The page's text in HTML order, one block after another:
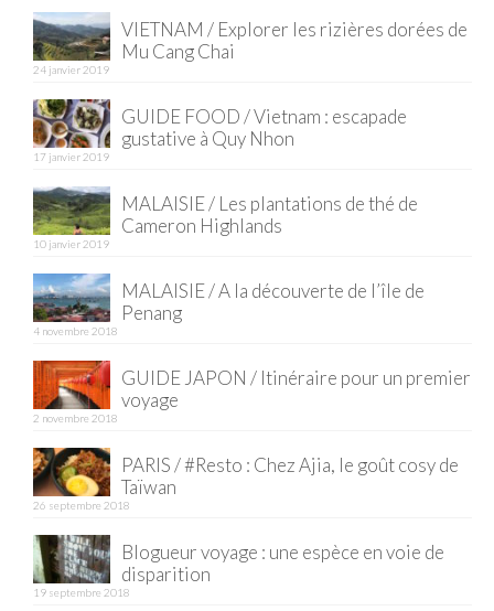
France
La Réunion
Poitou
Saint-Malo
Savoie
Vendée
Allemagne
Berlin
Danemark
Copenhague
Portugal
Lisbonne
VIETNAM / Explorer les rizières dorées de
Mu Cang Chai
24 janvier 2019
GUIDE FOOD / Vietnam : escapade
gustative à Quy Nhon
17 janvier 2019
MALAISIE / Les plantations de thé de
Cameron Highlands
10 janvier 2019
MALAISIE / A la découverte de l’île de
Penang
4 novembre 2018
GUIDE JAPON / Itinéraire pour un premier
voyage
2 novembre 2018
PARIS / #Resto : Chez Ajia, le goût cosy de
Taïwan
26 septembre 2018
Blogueur voyage : une espèce en voie de
disparition
19 septembre 2018